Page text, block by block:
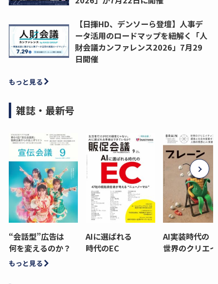
【日揮HD、デンソーら登壇】人事デ
ータ活用のロードマップを紐解く「人
財会議カンファレンス2026」7月29
日開催
もっと見る
雑誌・最新号
“会話型”広告は
何を変えるのか？
AIに選ばれる
時代のEC
AI実装時代の
世界のクリエ
もっと見る